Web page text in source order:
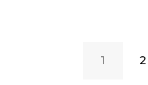
1 2